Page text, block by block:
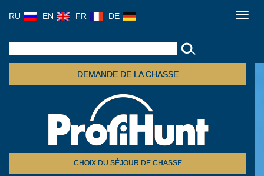
RU EN FR DE
DEMANDE DE LA CHASSE
CHOIX DU SÉJOUR DE CHASSE